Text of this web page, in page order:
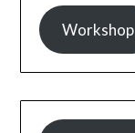
Workshop